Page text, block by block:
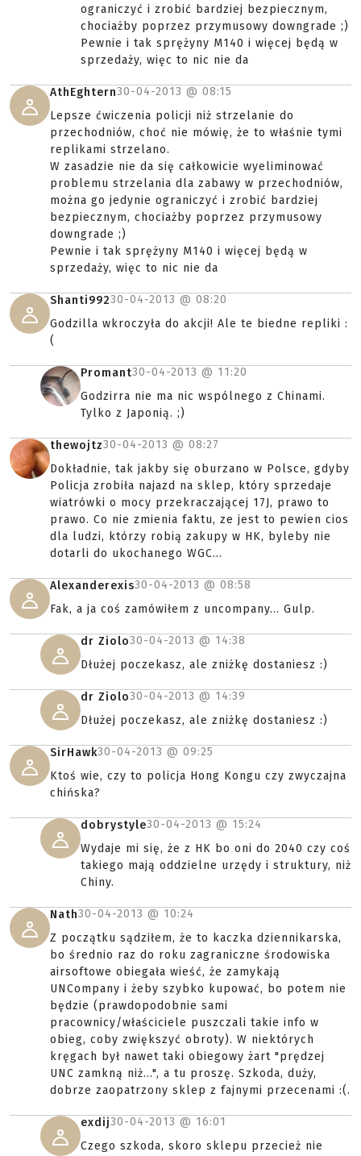
ograniczyć i zrobić bardziej bezpiecznym,
chociażby poprzez przymusowy downgrade ;)
Pewnie i tak sprężyny M140 i więcej będą w
sprzedaży, więc to nic nie da
AthEghtern30-04-2013 @ 08:15
Lepsze ćwiczenia policji niż strzelanie do
przechodniów, choć nie mówię, że to właśnie tymi
replikami strzelano.
W zasadzie nie da się całkowicie wyeliminować
problemu strzelania dla zabawy w przechodniów,
można go jedynie ograniczyć i zrobić bardziej
bezpiecznym, chociażby poprzez przymusowy
downgrade ;)
Pewnie i tak sprężyny M140 i więcej będą w
sprzedaży, więc to nic nie da
Shanti99230-04-2013 @ 08:20
Godzilla wkroczyła do akcji! Ale te biedne repliki :
(
Promant30-04-2013 @ 11:20
Godzirra nie ma nic wspólnego z Chinami.
Tylko z Japonią. ;)
thewojtz30-04-2013 @ 08:27
Dokładnie, tak jakby się oburzano w Polsce, gdyby
Policja zrobiła najazd na sklep, który sprzedaje
wiatrówki o mocy przekraczającej 17J, prawo to
prawo. Co nie zmienia faktu, ze jest to pewien cios
dla ludzi, którzy robią zakupy w HK, byleby nie
dotarli do ukochanego WGC...
Alexanderexis30-04-2013 @ 08:58
Fak, a ja coś zamówiłem z uncompany... Gulp.
dr Ziolo30-04-2013 @ 14:38
Dłużej poczekasz, ale zniżkę dostaniesz :)
dr Ziolo30-04-2013 @ 14:39
Dłużej poczekasz, ale zniżkę dostaniesz :)
SirHawk30-04-2013 @ 09:25
Ktoś wie, czy to policja Hong Kongu czy zwyczajna
chińska?
dobrystyle30-04-2013 @ 15:24
Wydaje mi się, że z HK bo oni do 2040 czy coś
takiego mają oddzielne urzędy i struktury, niż
Chiny.
Nath30-04-2013 @ 10:24
Z początku sądziłem, że to kaczka dziennikarska,
bo średnio raz do roku zagraniczne środowiska
airsoftowe obiegała wieść, że zamykają
UNCompany i żeby szybko kupować, bo potem nie
będzie (prawdopodobnie sami
pracownicy/właściciele puszczali takie info w
obieg, coby zwiększyć obroty). W niektórych
kręgach był nawet taki obiegowy żart "prędzej
UNC zamkną niż...", a tu proszę. Szkoda, duży,
dobrze zaopatrzony sklep z fajnymi przecenami :(.
exdij30-04-2013 @ 16:01
Czego szkoda, skoro sklepu przecież nie